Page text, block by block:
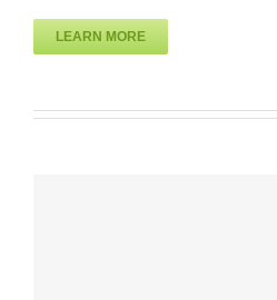
LEARN MORE